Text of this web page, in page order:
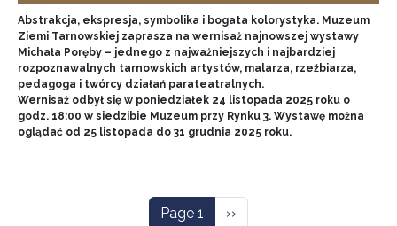
Abstrakcja, ekspresja, symbolika i bogata kolorystyka. Muzeum
Ziemi Tarnowskiej zaprasza na wernisaż najnowszej wystawy
Michała Poręby – jednego z najważniejszych i najbardziej
rozpoznawalnych tarnowskich artystów, malarza, rzeźbiarza,
pedagoga i twórcy działań parateatralnych.
Wernisaż odbył się w poniedziałek 24 listopada 2025 roku o
godz. 18:00 w siedzibie Muzeum przy Rynku 3. Wystawę można
oglądać od 25 listopada do 31 grudnia 2025 roku.
Page 1 Next page
››